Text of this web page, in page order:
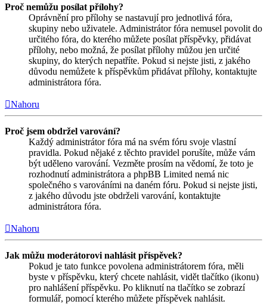
Proč nemůžu posílat přílohy?
Oprávnění pro přílohy se nastavují pro jednotlivá fóra,
skupiny nebo uživatele. Administrátor fóra nemusel povolit do
určitého fóra, do kterého můžete posílat příspěvky, přidávat
přílohy, nebo možná, že posílat přílohy můžou jen určité
skupiny, do kterých nepatříte. Pokud si nejste jisti, z jakého
důvodu nemůžete k příspěvkům přidávat přílohy, kontaktujte
administrátora fóra.
Nahoru
Proč jsem obdržel varování?
Každý administrátor fóra má na svém fóru svoje vlastní
pravidla. Pokud nějaké z těchto pravidel porušíte, může vám
být uděleno varování. Vezměte prosím na vědomí, že toto je
rozhodnutí administrátora a phpBB Limited nemá nic
společného s varováními na daném fóru. Pokud si nejste jisti,
z jakého důvodu jste obdrželi varování, kontaktujte
administrátora fóra.
Nahoru
Jak můžu moderátorovi nahlásit příspěvek?
Pokud je tato funkce povolena administrátorem fóra, měli
byste v příspěvku, který chcete nahlásit, vidět tlačítko (ikonu)
pro nahlášení příspěvku. Po kliknutí na tlačítko se zobrazí
formulář, pomocí kterého můžete příspěvek nahlásit.